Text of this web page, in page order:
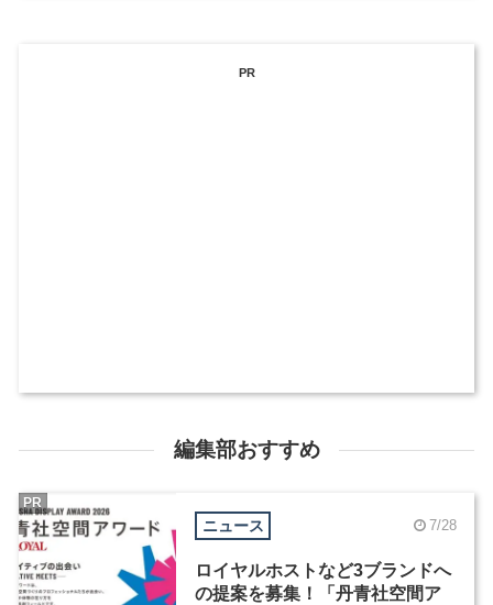
PR
編集部おすすめ
ニュース 7/28
ロイヤルホストなど3ブランドへ
の提案を募集！「丹青社空間ア
PR